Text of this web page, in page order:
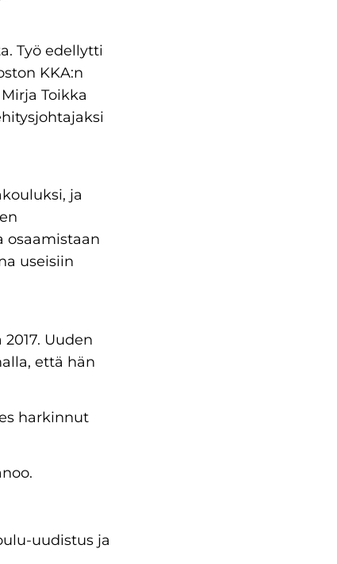
Työ edellytti
KKA:n
Toikka
ja
osaamistaan
useisiin
Uuden
että hän
harkinnut
uudistus ja